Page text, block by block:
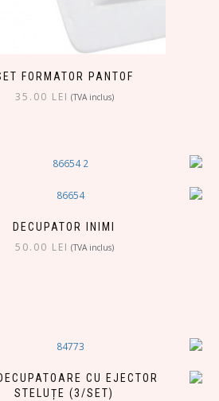
FORMATOR PANTOF
35.00 LEI (TVA inclus)
DECUPATOR INIMI
50.00 LEI (TVA inclus)
CU EJECTOR
STELUȚE (3/SET)